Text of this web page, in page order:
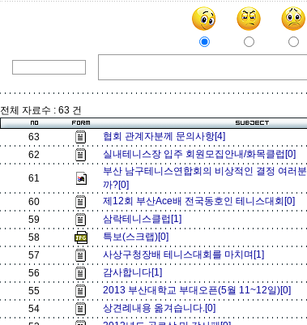
전체 자료수 : 63 건
63 협회 관계자분께 문의사항[4]
62
실내테니스장 입주 회원모집안내/화목클럽[0]
61
부산 남구테니스연합회의 비상적인 결정 여러
까?[0]
60 제12회 부산Ace배 전국동호인 테니스대회[0]
59
삼락테니스클럽[1]
58
특보(스크랩)[0]
57
사상구청장배 테니스대회를 마치며[1]
56
감사합니다[1]
55
2013 부산대학교 부대오픈(5월 11~12일)[0]
54
상견례내용 옮겨습니다.[0]